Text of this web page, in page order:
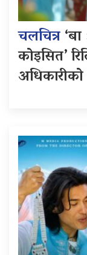
चलचित्र
कोइसित’